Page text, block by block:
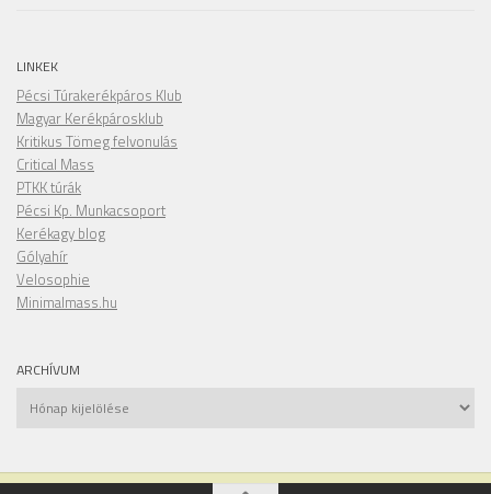
LINKEK
Pécsi Túrakerékpáros Klub
Magyar Kerékpárosklub
Kritikus Tömeg felvonulás
Critical Mass
PTKK túrák
Pécsi Kp. Munkacsoport
Kerékagy blog
Gólyahír
Velosophie
Minimalmass.hu
ARCHÍVUM
Archívum